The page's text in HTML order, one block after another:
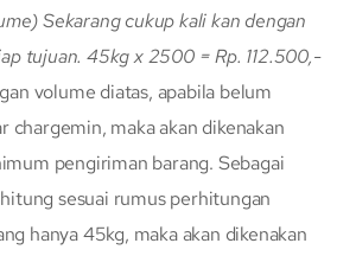
Sekarang cukup kali kan dengan
tujuan. 45kg x 2500 = Rp. 112.500,-
volume diatas, apabila belum
chargemin, maka akan dikenakan
pengiriman barang. Sebagai
sesuai rumus perhitungan
hanya 45kg, maka akan dikenakan